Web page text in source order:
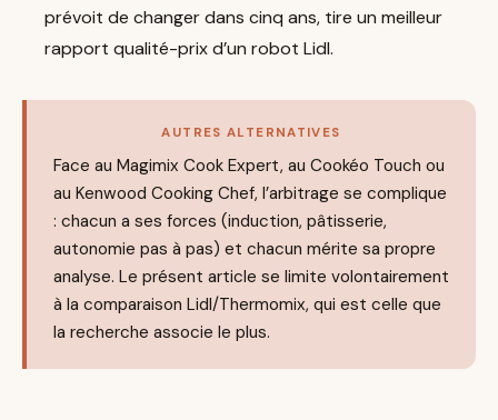
prévoit de changer dans cinq ans, tire un meilleur
rapport qualité-prix d’un robot Lidl.
AUTRES ALTERNATIVES
Face au Magimix Cook Expert, au Cookéo Touch ou
au Kenwood Cooking Chef, l’arbitrage se complique
: chacun a ses forces (induction, pâtisserie,
autonomie pas à pas) et chacun mérite sa propre
analyse. Le présent article se limite volontairement
à la comparaison Lidl/Thermomix, qui est celle que
la recherche associe le plus.